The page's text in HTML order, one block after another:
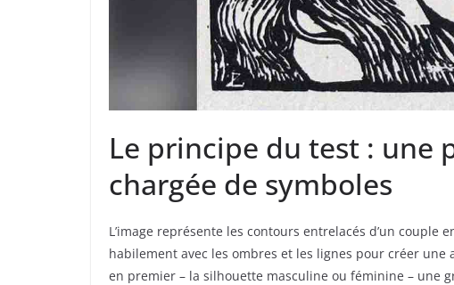
Le principe du test : une
chargée de symboles
L’image représente les contours entrelacés d’un
habilement avec les ombres et les lignes pour créer
en premier – la silhouette masculine ou féminine – une